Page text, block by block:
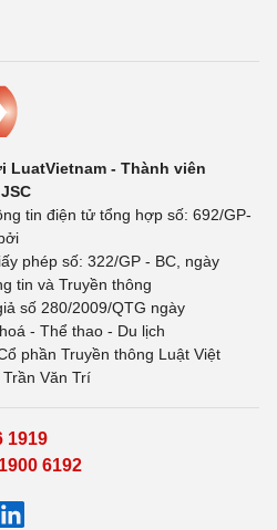
LuatVietnam - Thành viên
tin điện tử tổng hợp số: 692/GP-
phép số: 322/GP - BC, ngày
tin và Truyền thông
số 280/2009/QTG ngày
- Thể thao - Du lịch
phần Truyền thông Luật Việt
Văn Trí
1919
1900 6192